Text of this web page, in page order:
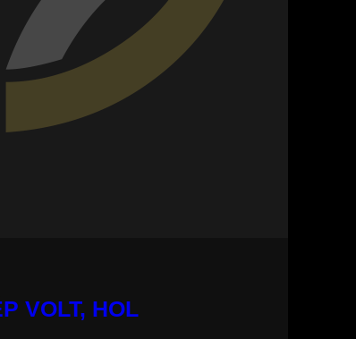
VOLT, HOL